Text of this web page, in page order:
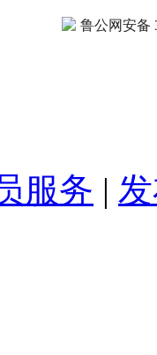
鲁公网安备
服务 |